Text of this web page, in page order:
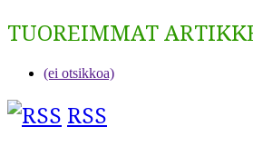
TUOREIMMAT
(ei otsikkoa)
RSS